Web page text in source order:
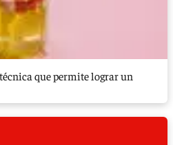
que permite lograr un